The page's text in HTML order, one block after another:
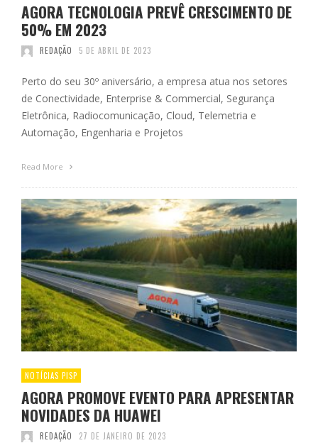
AGORA TECNOLOGIA PREVÊ CRESCIMENTO DE
50% EM 2023
REDAÇÃO 5 DE ABRIL DE 2023
Perto do seu 30º aniversário, a empresa atua nos setores
de Conectividade, Enterprise & Commercial, Segurança
Eletrônica, Radiocomunicação, Cloud, Telemetria e
Automação, Engenharia e Projetos
Read More
NOTÍCIAS PISP
AGORA PROMOVE EVENTO PARA APRESENTAR
NOVIDADES DA HUAWEI
REDAÇÃO 27 DE JANEIRO DE 2023